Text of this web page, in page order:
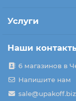
Услуги
Наши
6 магазинов в
Напишите нам
sale@upakoff.biz